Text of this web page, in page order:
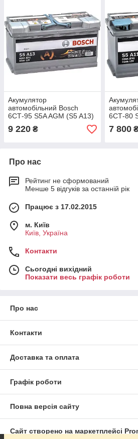
Акумулятор
автомобільний Bosch
6СТ-95 S5A AGM (S5 A13)
9 220 ₴
6СТ-80
110)
7 800
Про нас
Рейтинг не сформований
Менше 5 відгуків за останній рік
Працює з 17.02.2015
м. Київ
Київ, Україна
Контакти
Сьогодні вихідний
Показати весь графік роботи
Про нас
Контакти
Доставка та оплата
Графік роботи
Повна версія сайту
Сайт створено на маркетплейсі